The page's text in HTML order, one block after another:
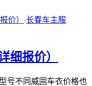
长春车主服
细报价）
号不同威固车衣价格也